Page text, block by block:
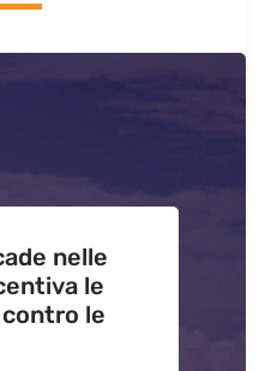
nelle
le
le